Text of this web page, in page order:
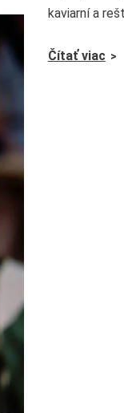
kaviarní a
Čítať viac